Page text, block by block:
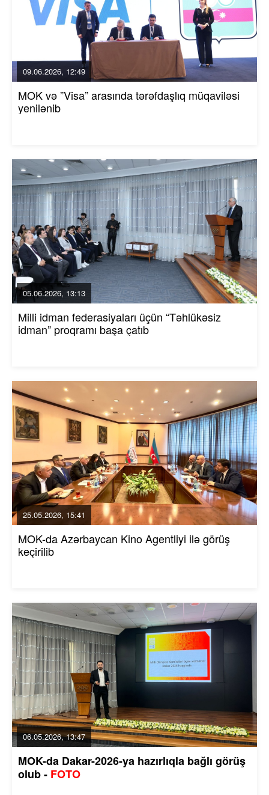
09.06.2026, 12:49
MOK və ”Visa” arasında tərəfdaşlıq müqaviləsi
yenilənib
05.06.2026, 13:13
Milli idman federasiyaları üçün “Təhlükəsiz
idman” proqramı başa çatıb
25.05.2026, 15:41
MOK-da Azərbaycan Kino Agentliyi ilə görüş
keçirilib
06.05.2026, 13:47
MOK-da Dakar-2026-ya hazırlıqla bağlı görüş
olub - FOTO